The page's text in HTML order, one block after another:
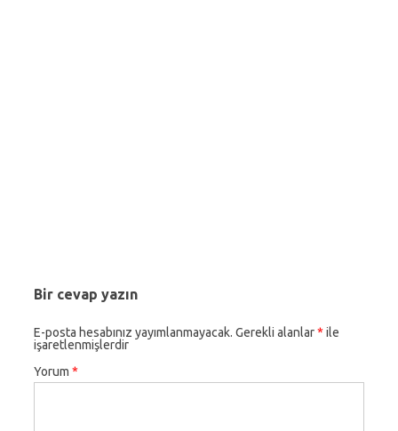
Bir cevap yazın
E-posta hesabınız yayımlanmayacak. Gerekli alanlar* ile
işaretlenmişlerdir
Yorum *